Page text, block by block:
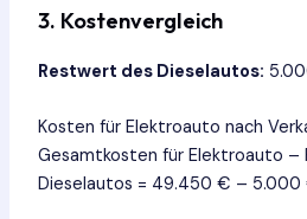
3. Kostenvergleich
Restwert des Dieselautos:
Kosten für Elektroauto nach
Gesamtkosten für Elektroauto –
Dieselautos = 49.450 € –